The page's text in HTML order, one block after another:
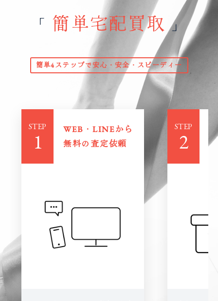
「 簡単宅配買取 」
簡単4ステップで安心・安全・スピーディー
STEP
WEB・LINEから
無料の査定依頼
STEP